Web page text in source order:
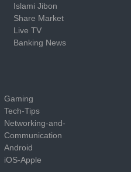
Islami Jibon
Share Market
Live TV
Banking News
Gaming
Tech-Tips
Networking-and-
Communication
Android
iOS-Apple